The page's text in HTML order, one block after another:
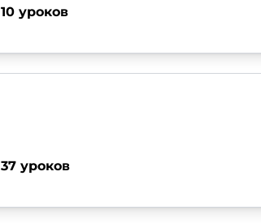
10 уроков
37 уроков